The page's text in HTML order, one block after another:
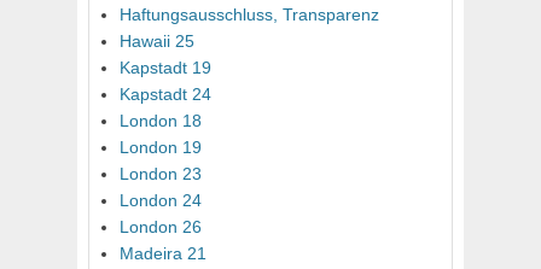
Haftungsausschluss, Transparenz
Hawaii 25
Kapstadt 19
Kapstadt 24
London 18
London 19
London 23
London 24
London 26
Madeira 21